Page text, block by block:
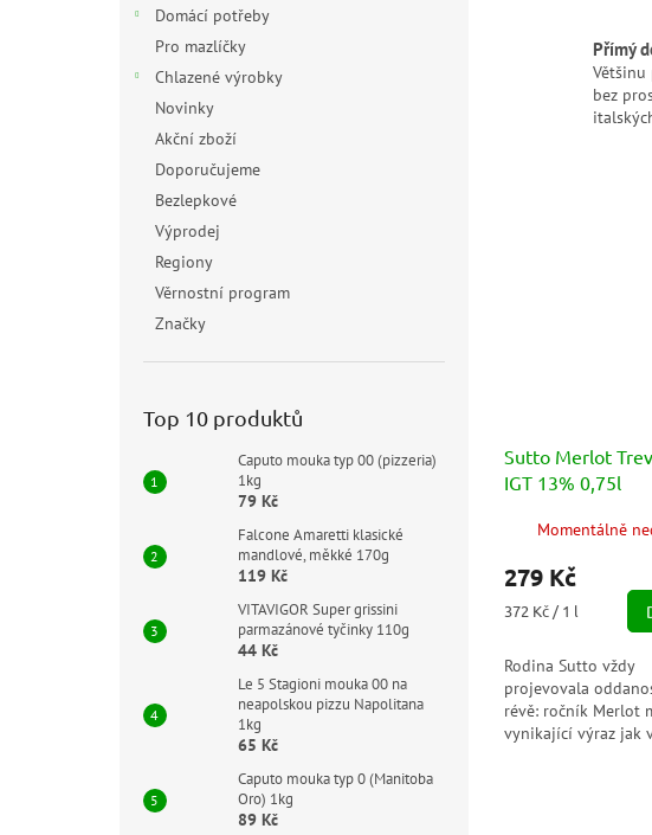
Domácí potřeby
Pro mazlíčky
Chlazené výrobky
Novinky
Akční zboží
Doporučujeme
Bezlepkové
Výprodej
Regiony
Věrnostní program
Značky
Top 10 produktů
Caputo mouka typ 00 (pizzeria)
1kg
79 Kč
Falcone Amaretti klasické
mandlové, měkké 170g
119 Kč
VITAVIGOR Super grissini
parmazánové tyčinky 110g
44 Kč
Le 5 Stagioni mouka 00 na
neapolskou pizzu Napolitana
1kg
65 Kč
Caputo mouka typ 0 (Manitoba
Oro) 1kg
89 Kč
Přímý
bez
Sutto Merlot
IGT 13% 0,75l
Momentálně
279 Kč
Měrná
372 Kč / 1 l
Rodina Sutto vždy
projevovala
révě: ročník Merlot
vynikající výraz jak